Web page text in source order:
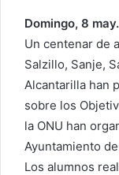
Domingo, 8
Un centenar de
Salzillo, Sanje,
Alcantarilla han
sobre los
la ONU han
Ayuntamiento
Los alumnos